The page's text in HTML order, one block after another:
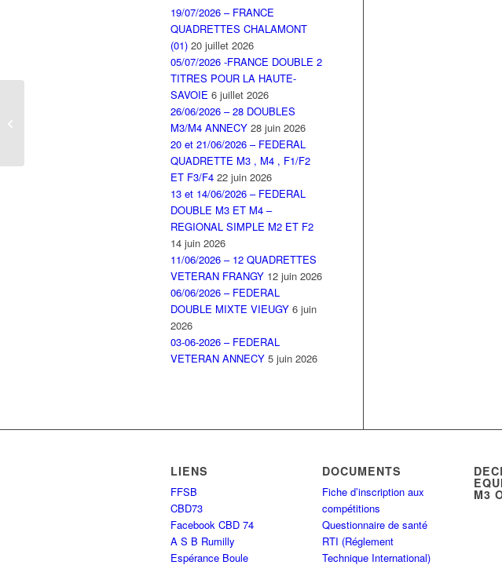
19/07/2026 – FRANCE
QUADRETTES CHALAMONT
(01) 20 juillet 2026
05/07/2026 -FRANCE DOUBLE 2
TITRES POUR LA HAUTE-
SAVOIE 6 juillet 2026
26/06/2026 – 28 DOUBLES
M3/M4 ANNECY 28 juin 2026
20 et 21/06/2026 – FEDERAL
QUADRETTE M3 , M4 , F1/F2
ET F3/F4 22 juin 2026
13 et 14/06/2026 – FEDERAL
DOUBLE M3 ET M4 –
REGIONAL SIMPLE M2 ET F2
14 juin 2026
11/06/2026 – 12 QUADRETTES
VETERAN FRANGY 12 juin 2026
06/06/2026 – FEDERAL
DOUBLE MIXTE VIEUGY 6 juin
2026
03-06-2026 – FEDERAL
VETERAN ANNECY 5 juin 2026
LIENS
FFSB
CBD73
Facebook CBD 74
A S B Rumilly
Espérance Boule
DOCUMENTS
Fiche d’inscription aux
compétitions
Questionnaire de santé
RTI (Réglement
Technique International)
M3